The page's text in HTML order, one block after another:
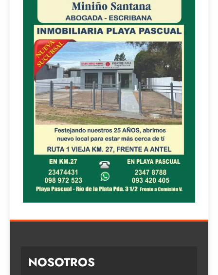
NOSOTROS